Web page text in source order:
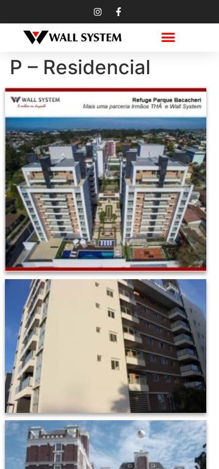
P – Residencial